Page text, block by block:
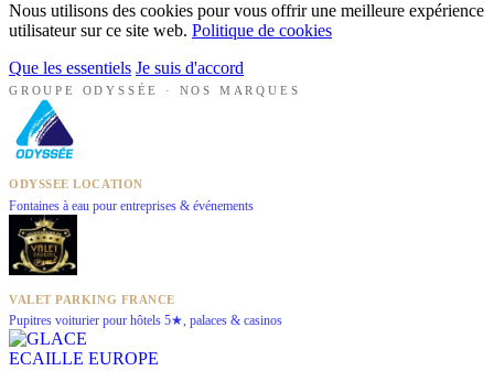
Nous utilisons des cookies pour vous offrir une meilleure expérience
utilisateur sur ce site web. Politique de cookies
Que les essentiels Je suis d'accord
GROUPE ODYSSÉE · NOS MARQUES
ODYSSEE LOCATION
Fontaines à eau pour entreprises & événements
VALET PARKING FRANCE
Pupitres voiturier pour hôtels 5★, palaces & casinos